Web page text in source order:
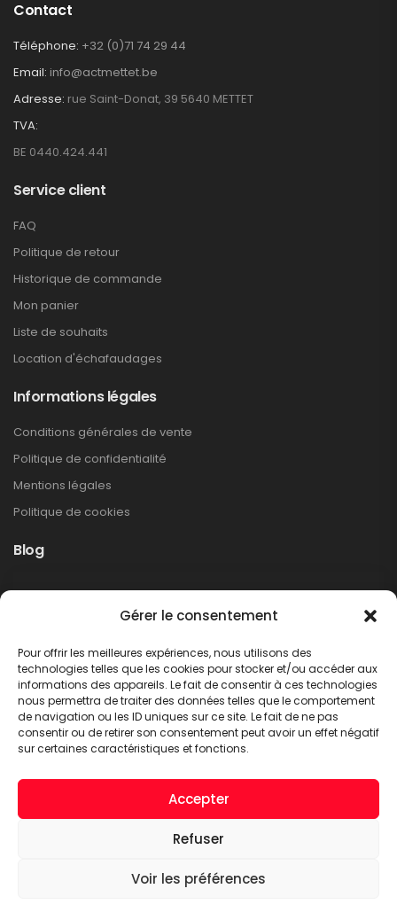
Gérer le consentement
Pour offrir les meilleures expériences, nous utilisons des
technologies telles que les cookies pour stocker et/ou accéder aux
informations des appareils. Le fait de consentir à ces technologies
nous permettra de traiter des données telles que le comportement
de navigation ou les ID uniques sur ce site. Le fait de ne pas
consentir ou de retirer son consentement peut avoir un effet négatif
sur certaines caractéristiques et fonctions.
Accepter
Refuser
Voir les préférences
Contact
Téléphone: +32 (0)71 74 29 44
Email: info@actmettet.be
Adresse: rue Saint-Donat, 39 5640 METTET
TVA:
BE 0440.424.441
Service client
FAQ
Politique de retour
Historique de commande
Mon panier
Liste de souhaits
Location d'échafaudages
Informations légales
Conditions générales de vente
Politique de confidentialité
Mentions légales
Politique de cookies
Blog
Non classé
LIRE PLUS